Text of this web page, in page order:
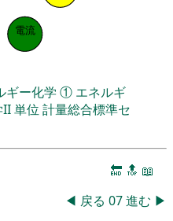
電流
ギー化学 ① エネルギ
II単位 計量総合標準セ
🔚 🔝 📖
◀ 戻る 07進む ▶